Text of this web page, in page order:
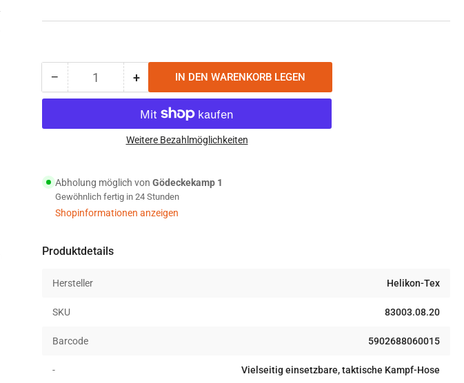
− Menge
reduzieren
Helikon-
Pants
Canvas
shadow
Anzahl +Menge
erhöhen
für
Helikon-
Tex
Pants
Canvas
shadow
IN DEN WARENKORB LEGEN
Weitere Bezahlmöglichkeiten
Abholung möglich von Gödeckekamp 1
Gewöhnlich fertig in 24 Stunden
Shopinformationen anzeigen
Produktdetails
Hersteller Helikon-Tex
SKU 83003.08.20
Barcode 5902688060015
- Vielseitig einsetzbare, taktische Kampf-Hose